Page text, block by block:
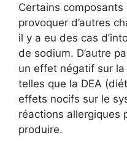
Certains
provoquer d’autres
il y a eu des cas
de sodium. D’autre
un effet négatif sur
telles que la DEA
effets nocifs sur le
réactions allergiques
produire.